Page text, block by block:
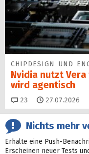
CHIPDESIGN UND
Nvidia nutzt Vera
wird agentisch
23 Kommentare
27.07.2026
Nichts mehr
Erhalte eine Push-
Erscheinen neuer Tests